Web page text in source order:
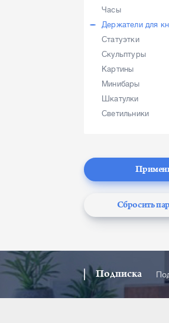
Часы
Держатели для
Статуэтки
Скульптуры
Картины
Минибары
Шкатулки
Светильники
Сбросить
Подписка